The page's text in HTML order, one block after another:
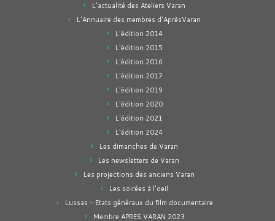
L'actualité des Ateliers Varan
L'Annuaire des membres d'AprèsVaran
L'édition 2014
L'édition 2015
L'édition 2016
L'édition 2017
L'édition 2019
L'édition 2020
L'édition 2021
L'édition 2024
Les dimanches de Varan
Les newsletters de Varan
Les projections des anciens Varan
Les soirées à l'oeil
Lussas – Etats généraux du film documentaire
Membre APRES VARAN 2023